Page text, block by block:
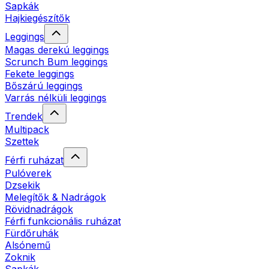
Sapkák
Hajkiegészítők
Leggings
Magas derekú leggings
Scrunch Bum leggings
Fekete leggings
Bőszárú leggings
Varrás nélküli leggings
Trendek
Multipack
Szettek
Férfi ruházat
Pulóverek
Dzsekik
Melegítők & Nadrágok
Rövidnadrágok
Férfi funkcionális ruházat
Fürdőruhák
Alsónemű
Zoknik